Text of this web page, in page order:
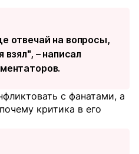
отвечай на вопросы,
– написал
с фанатами, а
критика в его